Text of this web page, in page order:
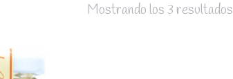
Mostrando los 3 resultados